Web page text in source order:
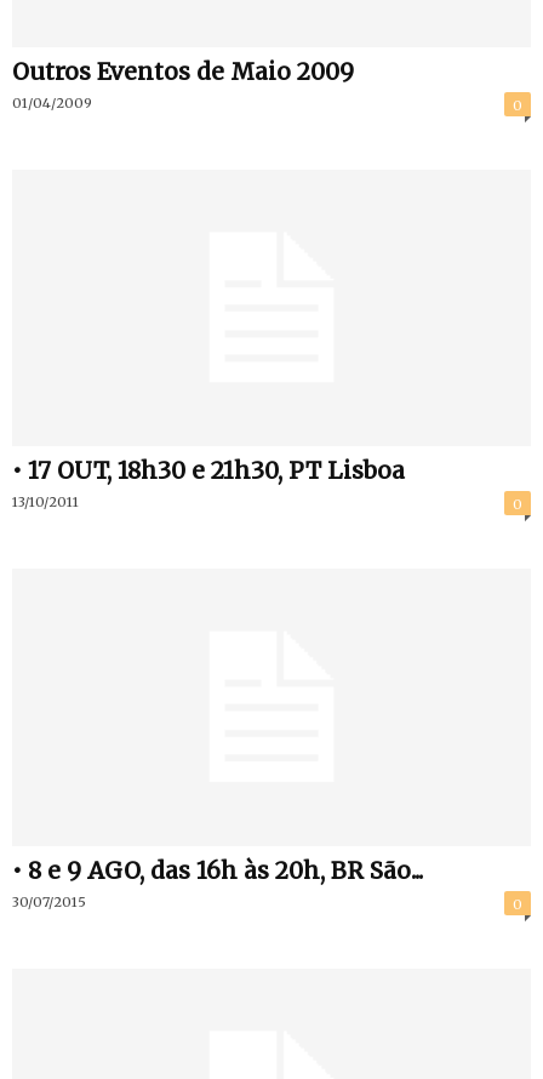
Outros Eventos de Maio 2009
01/04/2009 0
• 17 OUT, 18h30 e 21h30, PT Lisboa
13/10/2011 0
• 8 e 9 AGO, das 16h às 20h, BR São...
30/07/2015 0